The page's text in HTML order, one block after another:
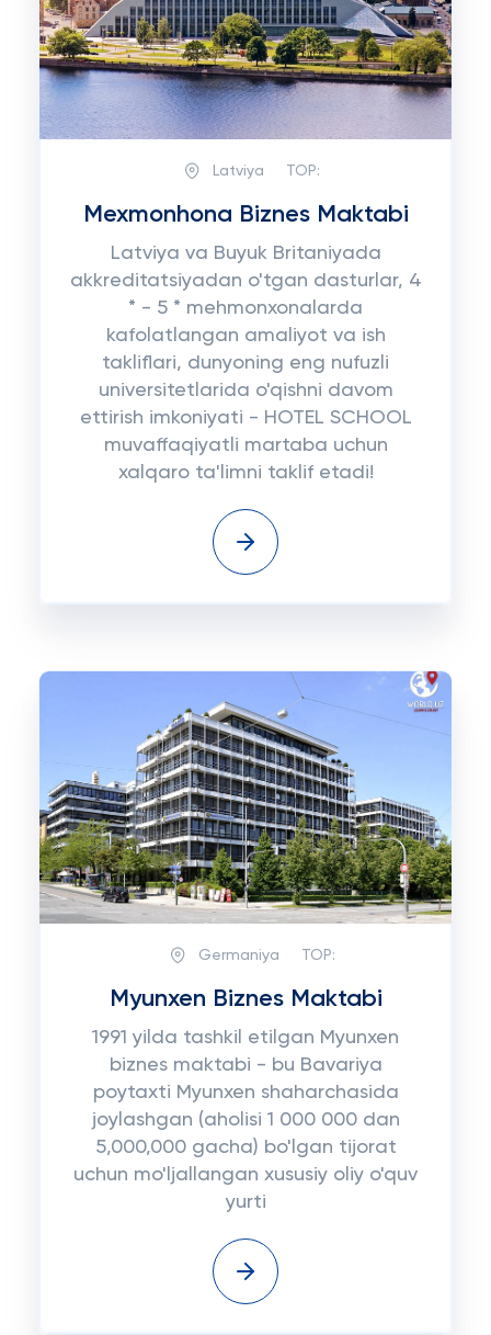
Latviya TOP:
Mexmonhona Biznes Maktabi
Latviya va Buyuk Britaniyada
akkreditatsiyadan o'tgan dasturlar, 4
* - 5 * mehmonxonalarda
kafolatlangan amaliyot va ish
takliflari, dunyoning eng nufuzli
universitetlarida o'qishni davom
ettirish imkoniyati - HOTEL SCHOOL
muvaffaqiyatli martaba uchun
xalqaro ta'limni taklif etadi!
Germaniya TOP:
Myunxen Biznes Maktabi
1991 yilda tashkil etilgan Myunxen
biznes maktabi - bu Bavariya
poytaxti Myunxen shaharchasida
joylashgan (aholisi 1 000 000 dan
5,000,000 gacha) bo'lgan tijorat
uchun mo'ljallangan xususiy oliy o'quv
yurti